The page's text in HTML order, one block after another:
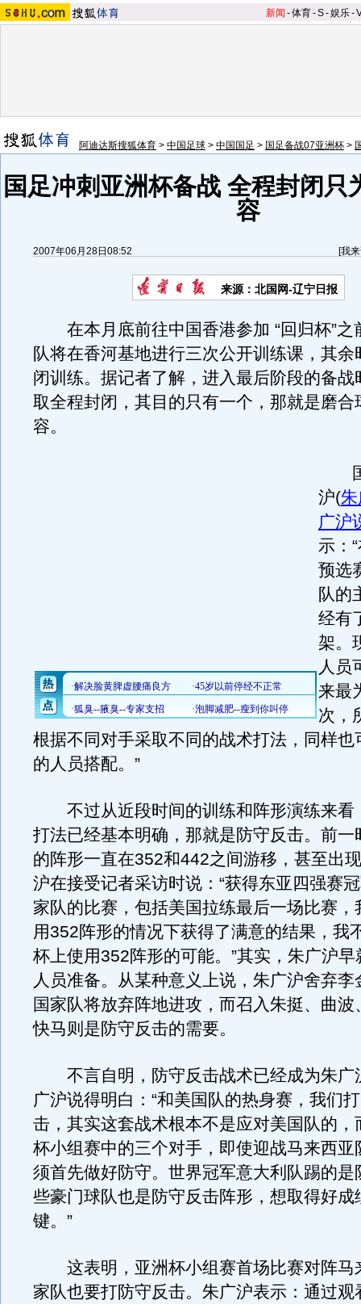
新闻 -体育-S-娱乐-
阿迪达斯搜狐体育 > 中国足球 > 中国国足 > 国足备战07亚洲杯 >
国足冲刺亚洲杯备战 全程封闭只
容
2007年06月28日08:52 [我
来源：北国网-辽宁日报
在本月底前往中国香港参加 “回归杯”之
队将在香河基地进行三次公开训练课，其余
闭训练。据记者了解，进入最后阶段的备战
取全程封闭，其目的只有一个，那就是磨合
容。
国
沪(
广沪
示：
预选
队的
经有
架。
人员
来最
次，
根据不同对手采取不同的战术打法，同样也
的人员搭配。”
不过从近段时间的训练和阵形演练来看
打法已经基本明确，那就是防守反击。前一
的阵形一直在352和442之间游移，甚至出
沪在接受记者采访时说：“获得东亚四强赛
家队的比赛，包括美国拉练最后一场比赛，
用352阵形的情况下获得了满意的结果，我
杯上使用352阵形的可能。”其实，朱广沪
人员准备。从某种意义上说，朱广沪舍弃李
国家队将放弃阵地进攻，而召入朱挺、曲波
快马则是防守反击的需要。
不言自明，防守反击战术已经成为朱广
广沪说得明白：“和美国队的热身赛，我们
击，其实这套战术根本不是应对美国队的，
杯小组赛中的三个对手，即使迎战马来西亚
须首先做好防守。世界冠军意大利队踢的是
些豪门球队也是防守反击阵形，想取得好成
键。”
这表明，亚洲杯小组赛首场比赛对阵马
家队也要打防守反击。朱广沪表示：通过观